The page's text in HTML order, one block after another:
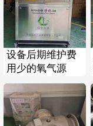
设备后期维护费
用少的氧气源
AOP 氧化催化系
统 水产养殖水处
理